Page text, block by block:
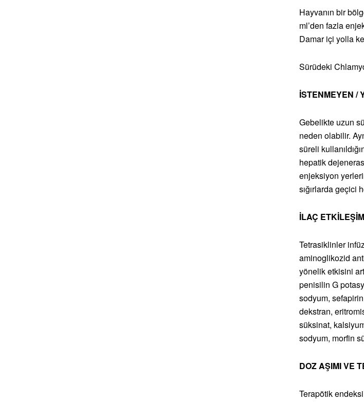
Hayvanın bir
ml’den fazla
Damar içi yolla
Sürüdeki
İSTENMEYEN /
Gebelikte uzun
neden olabilir.
süreli
hepatik
enjeksiyon
sığırlarda geçici
İLAÇ
Tetrasiklinler
aminoglikozid
yönelik etkisini
penisilin G
sodyum,
dekstran,
süksinat,
sodyum, morfin
DOZ AŞIMI VE
Terapötik